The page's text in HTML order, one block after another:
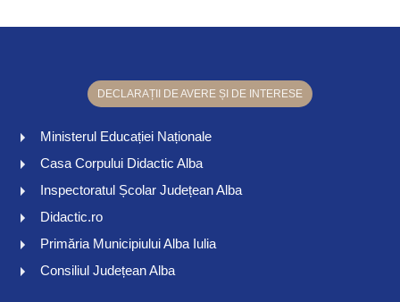
DECLARAȚII DE AVERE ȘI DE INTERESE
Ministerul Educației Naționale
Casa Corpului Didactic Alba
Inspectoratul Școlar Județean Alba
Didactic.ro
Primăria Municipiului Alba Iulia
Consiliul Județean Alba